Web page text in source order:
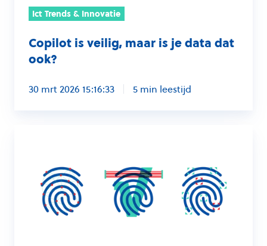
Ict Trends & Innovatie
Copilot is veilig, maar is je data dat
ook?
30 mrt 2026 15:16:33 5 min leestijd
Access
Management